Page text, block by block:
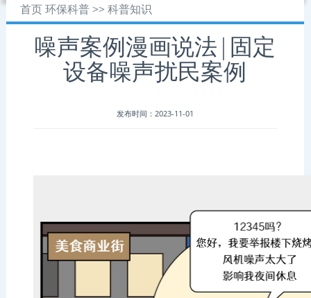
首页 环保科普>> 科普知识
噪声案例漫画说法|固定
设备噪声扰民案例
发布时间：2023-11-01